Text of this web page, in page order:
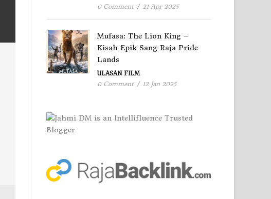
0 Comment / 21 Apr 2025
Mufasa: The Lion King –
Kisah Epik Sang Raja Pride
Lands
ULASAN FILM
0 Comment / 12 Jan 2025